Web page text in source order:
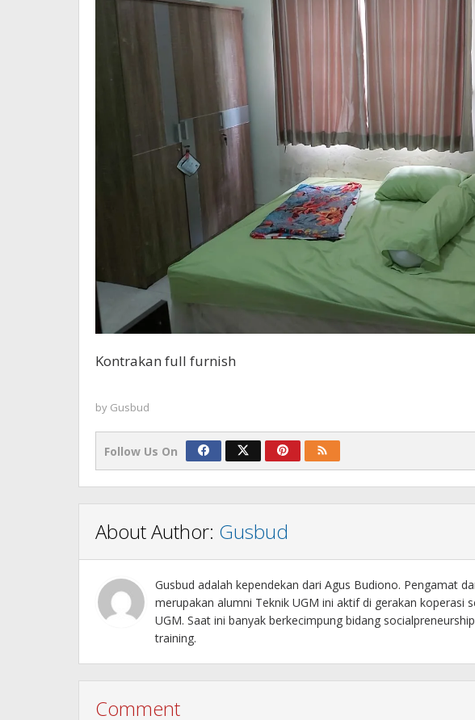
Kontrakan full furnish
by Gusbud
Follow Us On
About Author: Gusbud
Gusbud adalah kependekan dari Agus Budiono. Pengamat
merupakan alumni Teknik UGM ini aktif di gerakan koperasi
UGM. Saat ini banyak berkecimpung bidang
training.
Comment